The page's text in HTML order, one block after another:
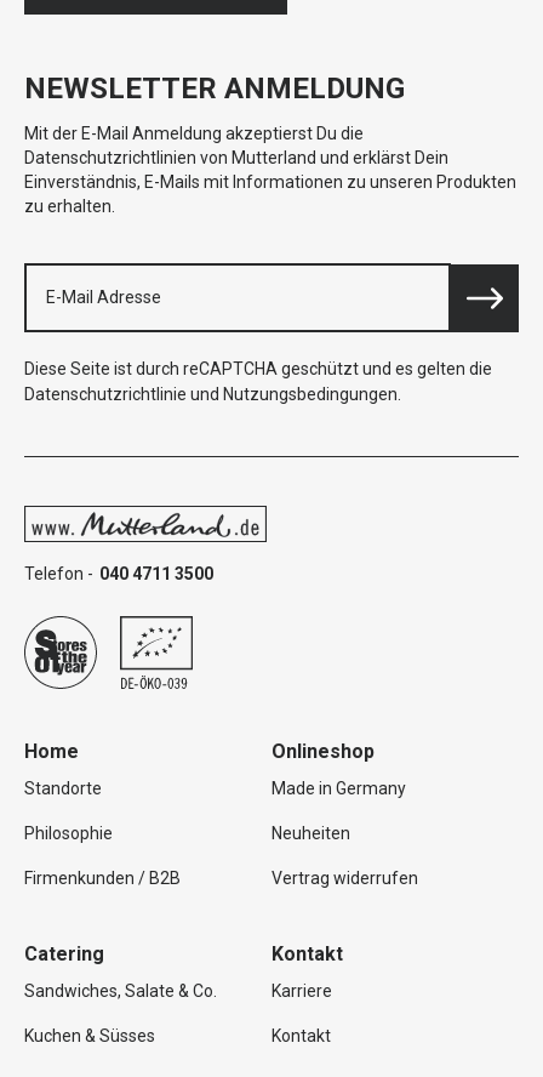
NEWSLETTER ANMELDUNG
Mit der E-Mail Anmeldung akzeptierst Du die
Datenschutzrichtlinien von Mutterland und erklärst Dein
Einverständnis, E-Mails mit Informationen zu unseren Produkten
zu erhalten.
Diese Seite ist durch reCAPTCHA geschützt und es gelten die
Datenschutzrichtlinie und Nutzungsbedingungen
Telefon - 040 4711 3500
Home
Standorte
Philosophie
Firmenkunden / B2B
Onlineshop
Made in Germany
Neuheiten
Vertrag widerrufen
Catering
Sandwiches, Salate & Co.
Kuchen & Süsses
Kontakt
Karriere
Kontakt